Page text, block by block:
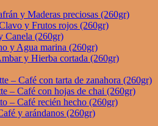
y Maderas preciosas (260gr)
y Frutos rojos (260gr)
Canela (260gr)
y Agua marina (260gr)
y Hierba cortada (260gr)
– Café con tarta de zanahora (260gr)
– Café con hojas de chai (260gr)
– Café recién hecho (260gr)
y arándanos (260gr)